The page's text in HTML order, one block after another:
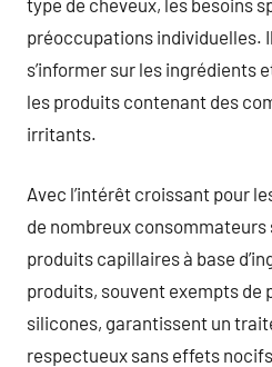
préoccupations individuelles.
s’informer sur les ingrédients
les produits contenant des
irritants.
Avec l’intérêt croissant pour
de nombreux
produits capillaires à base
produits, souvent exempts de
silicones, garantissent un
respectueux sans effets